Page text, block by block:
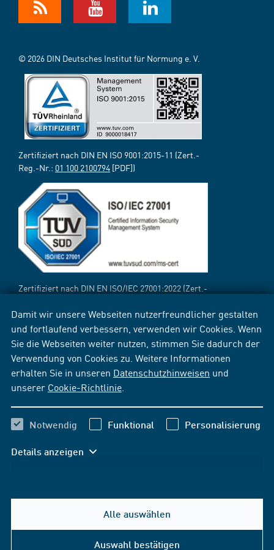
Damit wir unsere Webseiten nutzerfreundlicher gestalten
und fortlaufend verbessern, verwenden wir Cookies. Wenn
Sie die Webseiten weiter nutzen, stimmen Sie dadurch der
Verwendung von Cookies zu. Weitere Informationen
erhalten Sie in unseren Datenschutzhinweisen und
unserer Cookie-Richtlinie
Notwendig Funktional Personalisierung
Details anzeigen
Alle auswählen
Auswahl bestätigen
© 2026 DIN Deutsches Institut für Normung e. V.
Zertifiziert nach DIN EN ISO 9001:2015-11 (Zert.-
Reg.-Nr.: 01 100 2100794 [PDF])
Zertifiziert nach DIN EN ISO/IEC 27001:2022 (Zert.-